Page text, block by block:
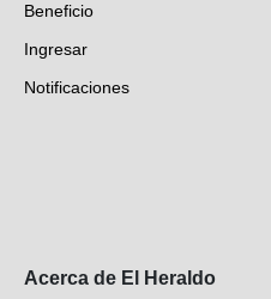
Fotogalerías
Deportes
Videos
Beneficio
Ingresar
Notificaciones
Acerca de El Heraldo